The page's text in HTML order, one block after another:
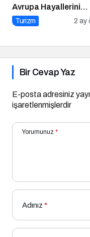
Avrupa Hayallerini
Tetikledi
Turizm 2 ay
Bir Cevap Yaz
E-posta adresiniz
işaretlenmişlerdir
Yorumunuz *
Adınız *